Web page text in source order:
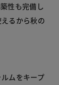
性も完備し
るから秋の
ムをキープ